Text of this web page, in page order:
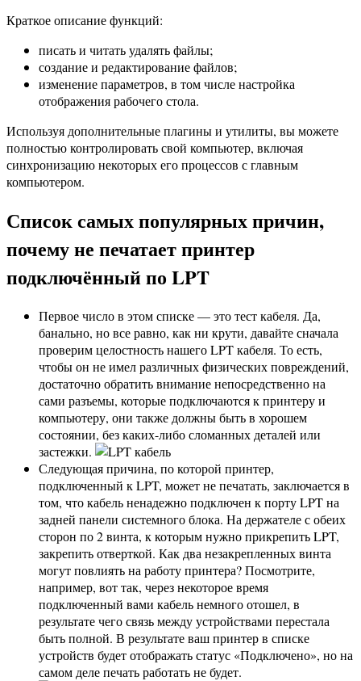
Краткое описание функций:
писать и читать удалять файлы;
создание и редактирование файлов;
изменение параметров, в том числе настройка
отображения рабочего стола.
Используя дополнительные плагины и утилиты, вы можете
полностью контролировать свой компьютер, включая
синхронизацию некоторых его процессов с главным
компьютером.
Список самых популярных причин,
почему не печатает принтер
подключённый по LPT
Первое число в этом списке — это тест кабеля. Да,
банально, но все равно, как ни крути, давайте сначала
проверим целостность нашего LPT кабеля. То есть,
чтобы он не имел различных физических повреждений,
достаточно обратить внимание непосредственно на
сами разъемы, которые подключаются к принтеру и
компьютеру, они также должны быть в хорошем
состоянии, без каких-либо сломанных деталей или
застежки.
Следующая причина, по которой принтер,
подключенный к LPT, может не печатать, заключается в
том, что кабель ненадежно подключен к порту LPT на
задней панели системного блока. На держателе с обеих
сторон по 2 винта, к которым нужно прикрепить LPT,
закрепить отверткой. Как два незакрепленных винта
могут повлиять на работу принтера? Посмотрите,
например, вот так, через некоторое время
подключенный вами кабель немного отошел, в
результате чего связь между устройствами перестала
быть полной. В результате ваш принтер в списке
устройств будет отображать статус «Подключено», но на
самом деле печать работать не будет.